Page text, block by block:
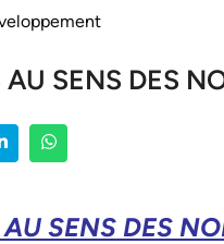
SENS DES
SENS DES